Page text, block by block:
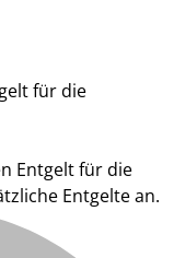
für die
Entgelt für die
Entgelte an.